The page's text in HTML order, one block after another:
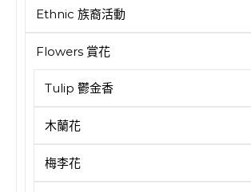
Ethnic 族裔活動
Flowers 賞花
Tulip 鬱金香
木蘭花
梅李花